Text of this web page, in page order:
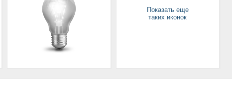
Показать еще
таких иконок